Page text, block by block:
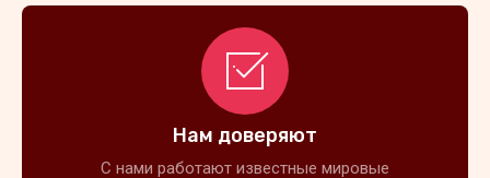
Нам доверяют
С нами работают известные мировые